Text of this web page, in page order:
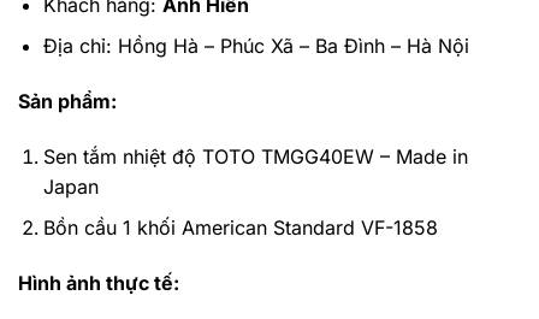
Địa chỉ: Hồng Hà – Phúc Xã – Ba Đình – Hà Nội
Sản phẩm:
Sen tắm nhiệt độ TOTO TMGG40EW – Made in
Japan
Bồn cầu 1 khối American Standard VF-1858
Hình ảnh thực tế: